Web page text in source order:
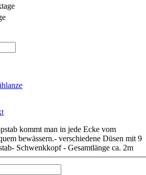
kommt man in jede Ecke vom
bewässern.- verschiedene Düsen mit 9
Schwenkkopf - Gesamtlänge ca. 2m